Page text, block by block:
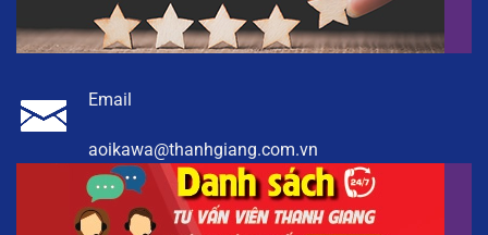
Email
aoikawa@thanhgiang.com.vn